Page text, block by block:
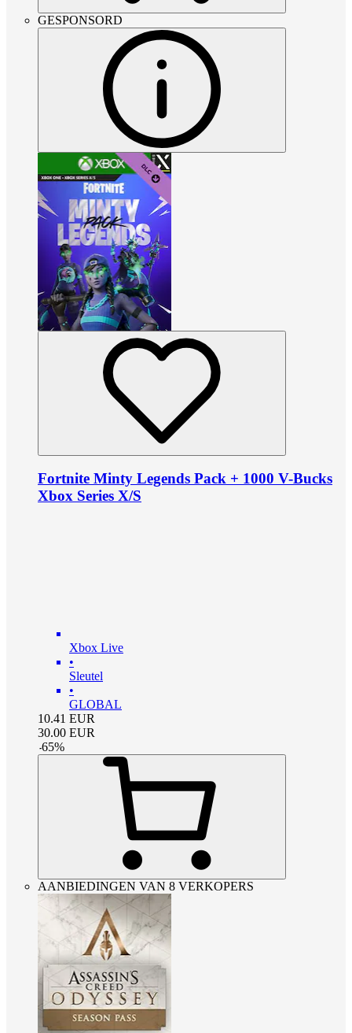
GESPONSORD
Fortnite Minty Legends Pack + 1000 V-Bucks
Xbox Series X/S
Xbox Live
•
Sleutel
•
GLOBAL
10.41 EUR
30.00 EUR
-65%
AANBIEDINGEN VAN 8 VERKOPERS